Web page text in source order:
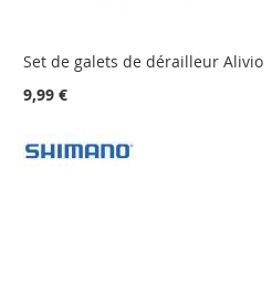
Set de galets de dérailleur Alivio
9,99 €